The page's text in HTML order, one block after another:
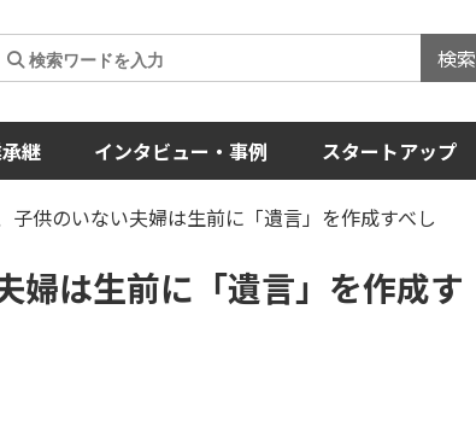
検索
継 インタビュー・事例 スタートアップ
子供のいない夫婦は生前に「遺言」を作成すべし
婦は生前に「遺言」を作成す